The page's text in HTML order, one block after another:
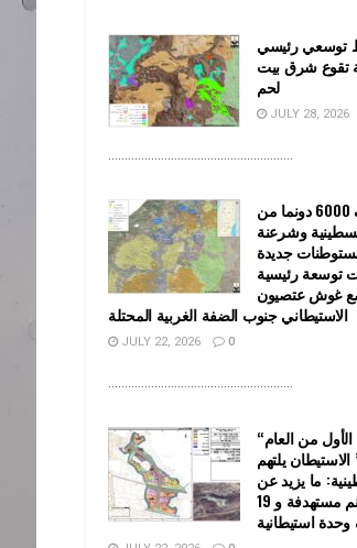
توسعي رئيسي
تقوع شرق بيت
لحم
JULY 28, 2026
........................................................
تستهدف 6000 دونما من
وشرعنة
جديدة
توسعة رئيسية
غوش عتصيون
الاستيطاني جنوب الضفة الغربية المحتلة
JULY 22, 2026 0
........................................................
“حتى النصف الأول من العام
“, ” الاستيطان يلتهم
ما يزيد عن
22 ألف دونم مستهدفة و 19